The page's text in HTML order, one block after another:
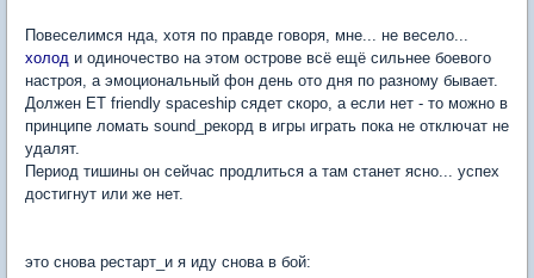
Повеселимся нда, хотя по правде говоря, мне... не весело...
холод и одиночество на этом острове всё ещё сильнее боевого
настроя, а эмоциональный фон день ото дня по разному бывает.
Должен ET friendly spaceship сядет скоро, а если нет - то можно в
принципе ломать sound_рекорд в игры играть пока не отключат не
удалят.
Период тишины он сейчас продлиться а там станет ясно... успех
достигнут или же нет.
это снова рестарт_и я иду снова в бой: